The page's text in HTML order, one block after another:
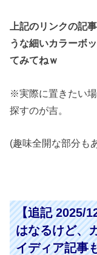
上記のリンクの記
うな細いカラーボ
てみてねｗ
※実際に置きたい
探すのが吉。
(趣味全開な部分も
【追記 2025/
はなるけど、
イディア記事